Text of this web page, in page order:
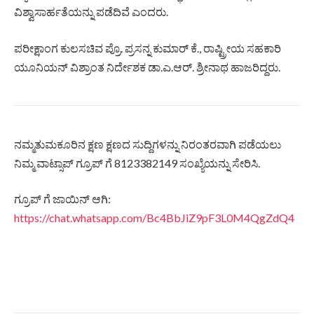
ವಿಶ್ವಾಸಾರ್ಹತೆಯನ್ನು ಪಡೆದಿವೆ ಎಂದರು.
ಪರೀಕ್ಷಾಂಗ ಕುಲಸಚಿವ ಪ್ರೊ. ಪ್ರಸನ್ನ ಕುಮಾರ್ ಕೆ., ರಾಷ್ಟ್ರೀಯ ಸಹಕಾರಿ
ಯೂನಿಯನ್ ವಿಶ್ರಾಂತ ನಿರ್ದೇಶಕ ಡಾ.ಎ.ಆರ್. ಶ್ರೀನಾಥ ಹಾಜರಿದ್ದರು.
ನಮ್ಮತುಮಕೂರಿನ ಕ್ಷಣ ಕ್ಷಣದ ಸುದ್ದಿಗಳನ್ನು ನಿರಂತರವಾಗಿ ಪಡೆಯಲು
ನಿಮ್ಮ ವಾಟ್ಸಾಪ್ ಗ್ರೂಪ್ ಗೆ 8123382149 ಸಂಖ್ಯೆಯನ್ನು ಸೇರಿಸಿ.
ಗ್ರೂಪ್ ಗೆ ಜಾಯಿನ್ ಆಗಿ:
https://chat.whatsapp.com/Bc4BbJiZ9pF3L0M4QgZdQ4